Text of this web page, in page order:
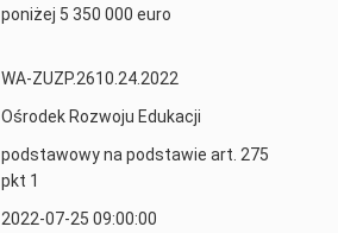
poniżej 5 350 000 euro
WA-ZUZP.2610.24.2022
Ośrodek Rozwoju Edukacji
podstawowy na podstawie art. 275
pkt 1
2022-07-25 09:00:00